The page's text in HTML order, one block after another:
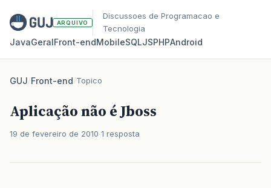
ARQUIVO
Discussoes de Programacao e
Tecnologia
JavaGeralFront‑endMobileSQLJSPHPAndroid
GUJ/Front-end/Topico
Aplicação não é Jboss
19 de fevereiro de 2010 1 resposta